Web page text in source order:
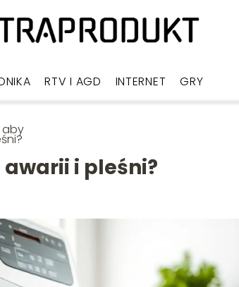
RTV I AGD INTERNET GRY
aby
i pleśni?